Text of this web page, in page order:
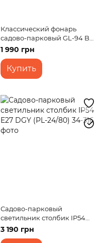
Классический фонарь
садово-парковый GL-94 BH
IP33
1 990 грн
Купить
Садово-парковый
светильник столбик IP54
E27 DGY (PL-24/80)
3 190 грн